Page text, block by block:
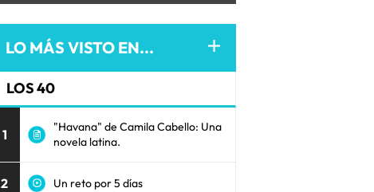
LO MÁS VISTO EN...
LOS 40
1
"Havana" de Camila Cabello: Una
novela latina.
2 Un reto por 5 días